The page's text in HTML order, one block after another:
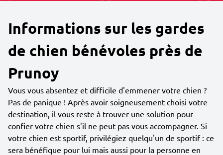
Informations sur les gardes
de chien bénévoles près de
Prunoy
Vous vous absentez et difficile d'emmener votre chien ?
Pas de panique ! Après avoir soigneusement choisi votre
destination, il vous reste à trouver une solution pour
confier votre chien s'il ne peut pas vous accompagner. Si
votre chien est sportif, privilégiez quelqu'un de sportif : ce
sera bénéfique pour lui mais aussi pour la personne en